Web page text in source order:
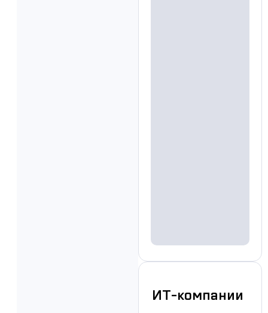
ИТ-компании